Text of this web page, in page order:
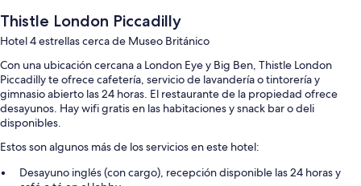
Thistle London Piccadilly
Hotel 4 estrellas cerca de Museo Británico
Con una ubicación cercana a London Eye y Big Ben, Thistle London
Piccadilly te ofrece cafetería, servicio de lavandería o tintorería y
gimnasio abierto las 24 horas. El restaurante de la propiedad ofrece
desayunos. Hay wifi gratis en las habitaciones y snack bar o deli
disponibles.
Estos son algunos más de los servicios en este hotel:
Desayuno inglés (con cargo), recepción disponible las 24 horas y